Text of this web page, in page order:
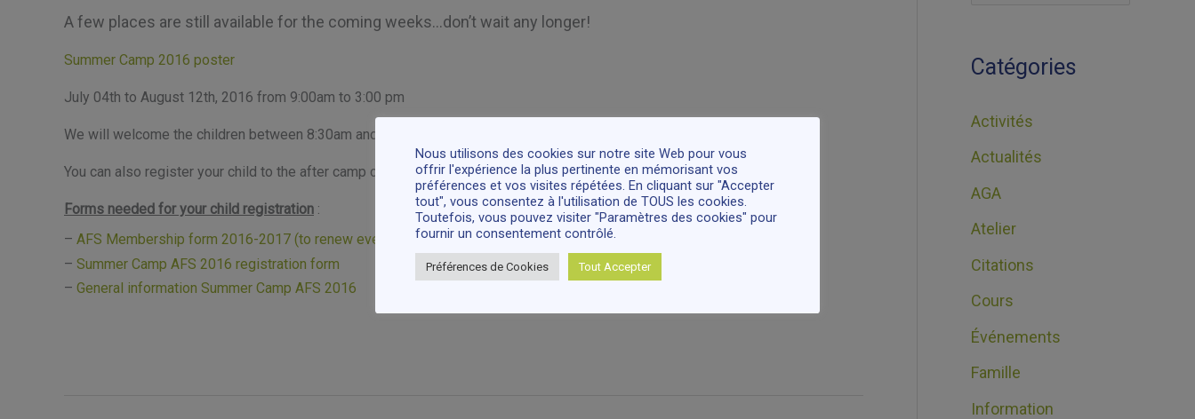
A few places are still available for the coming weeks…don’t wait any longer!
Summer Camp 2016 poster
July 04th to August 12th, 2016 from 9:00am to 3:00 pm
We will welcome the children between 8:30am and 9:00am. After camp supervision until 3:30pm.
You can also register your child to the after camp care Les papillons from 3:30pm to 6:00pm.
Forms needed for your child registration :
– AFS Membership form 2016-2017 (to renew every April 1st)
– Summer Camp AFS 2016 registration form
– General information Summer Camp AFS 2016
Catégories
Activités
Actualités
AGA
Atelier
Citations
Cours
Événements
Famille
Information
Nous utilisons des cookies sur notre site Web pour vous
offrir l'expérience la plus pertinente en mémorisant vos
préférences et vos visites répétées. En cliquant sur "Accepter
tout", vous consentez à l'utilisation de TOUS les cookies.
Toutefois, vous pouvez visiter "Paramètres des cookies" pour
fournir un consentement contrôlé.
Préférences de Cookies Tout Accepter